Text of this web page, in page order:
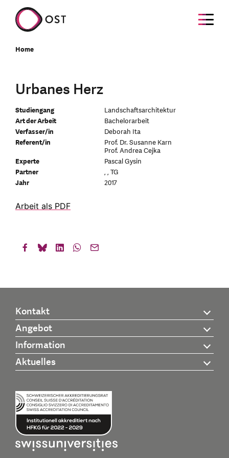
Home
Urbanes Herz
Studiengang
Landschaftsarchitektur
Art der Arbeit
Bachelorarbeit
Verfasser/in
Deborah Ita
Referent/in
Prof. Dr. Susanne Karn
Prof. Andrea Cejka
Experte
Pascal Gysin
Partner
, , TG
Jahr
2017
Arbeit als PDF
Kontakt
Angebot
Information
Aktuelles